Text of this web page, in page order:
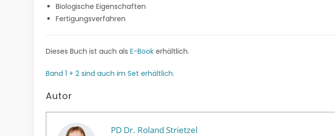
Biologische Eigenschaften
Fertigungsverfahren
Dieses Buch ist auch alsE-Book erhältlich.
Band 1 + 2 sind auch im Set erhältlich.
Autor
PD Dr. Roland Strietzel